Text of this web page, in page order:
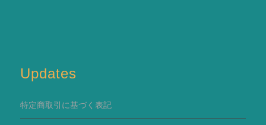
Updates
特定商取引に基づく表記